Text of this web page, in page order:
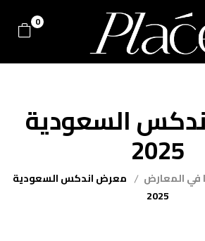
0
السعودية
2025
في المعارض
معرض اندكس السعودية
2025